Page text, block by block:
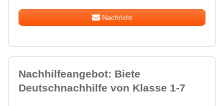
Nachricht
Nachhilfeangebot: Biete
Deutschnachhilfe von Klasse 1-7